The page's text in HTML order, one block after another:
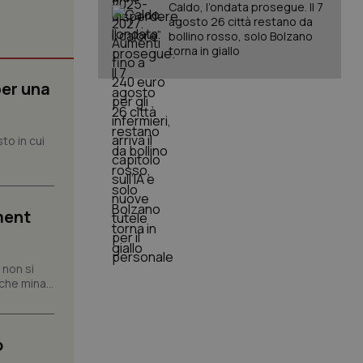
una
in cui
si
mina...
Caldo, l’ondata prosegue. Il 7
agosto 26 città restano da
bollino rosso, solo Bolzano
torna in giallo
sulle pagine
le
sul consenso
e
di consenso
che il banner
per
per